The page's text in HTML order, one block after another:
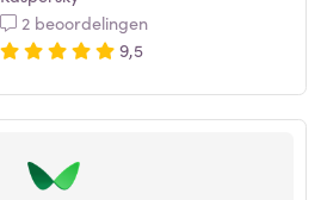
2 beoordelingen
9,5